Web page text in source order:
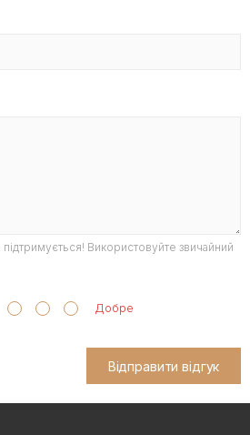
підтримується! Використовуйте звичайний
Добре
Відправити відгук